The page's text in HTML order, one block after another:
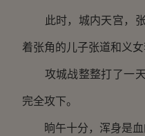
此时，城内天宫，张
着张角的儿子张道和义
攻城战整整打了一天
完全攻下。
晌午十分，浑身是血